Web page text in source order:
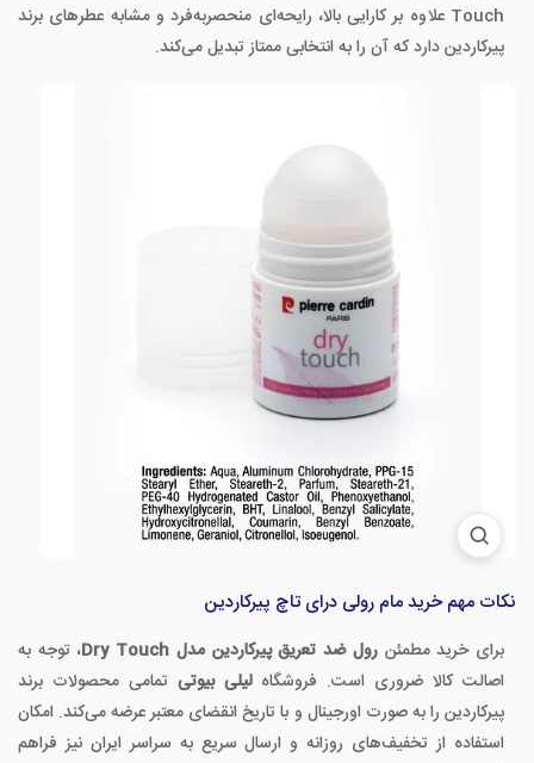
Touch علاوه بر کارایی بالا، رایحه‌ای منحصربه‌فرد و مشابه عطرهای برند
پیرکاردین دارد که آن را به انتخابی ممتاز تبدیل می‌کند.
نکات مهم خرید مام رولی درای تاچ پیرکاردین
برای خرید مطمئنرول ضد تعریق پیرکاردین مدل Dry Touch
، توجه به
اصالت کالا ضروری است. فروشگاهلیلی بیوتی تمامی محصولات برند
پیرکاردین را به صورت اورجینال و با تاریخ انقضای معتبر عرضه می‌کند. امکان
استفاده از تخفیف‌های روزانه و ارسال سریع به سراسر ایران نیز فراهم